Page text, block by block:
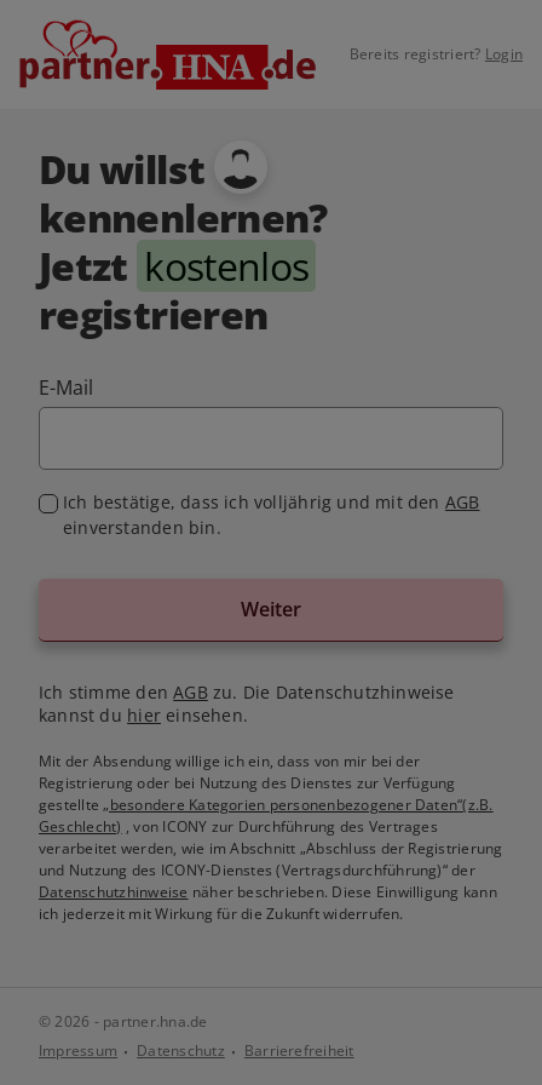
Bereits registriert? Login
Du willst
kennenlernen?
Jetzt kostenlos
registrieren
E-Mail
Ich bestätige, dass ich volljährig und mit den AGB
einverstanden bin.
Weiter
Ich stimme denAGB zu. Die Datenschutzhinweise
kannst du hiereinsehen.
Mit der Absendung willige ich ein, dass von mir bei der
Registrierung oder bei Nutzung des Dienstes zur Verfügung
gestellte„besondere Kategorien personenbezogener Daten“(z.B.
Geschlecht) , von ICONY zur Durchführung des Vertrages
verarbeitet werden, wie im Abschnitt „Abschluss der Registrierung
und Nutzung des ICONY-Dienstes (Vertragsdurchführung)“ der
Datenschutzhinweise näher beschrieben. Diese Einwilligung kann
ich jederzeit mit Wirkung für die Zukunft widerrufen.
© 2026 - partner.hna.de
Impressum
Datenschutz Barrierefreiheit